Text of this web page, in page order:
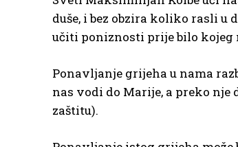
duše, i bez obzira koliko rasli
učiti poniznosti prije bilo kojeg
Ponavljanje grijeha u nama
nas vodi do Marije, a preko
zaštitu).